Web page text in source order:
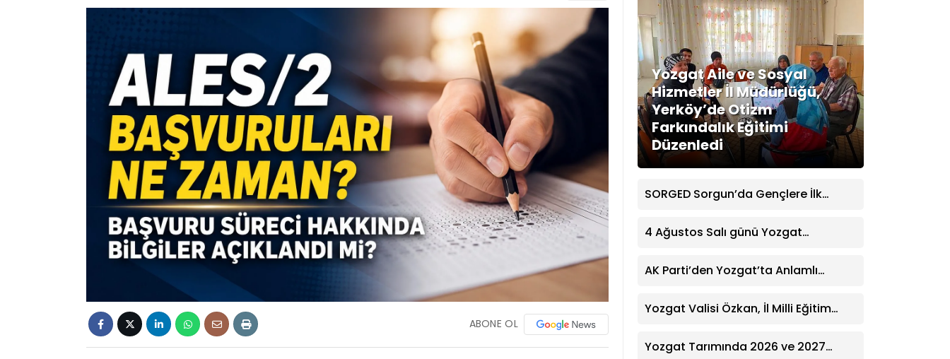
ABONE OL
Yozgat Aile ve Sosyal
Hizmetler İl Müdürlüğü,
Yerköy’de Otizm
Farkındalık Eğitimi
Düzenledi
SORGED Sorgun’da Gençlere İlk
4 Ağustos Salı günü Yozgat
Eczane
AK Parti’den Yozgat’ta Anlamlı
Dernek Üyeleriyle Buluştu
Yozgat Valisi Özkan, İl Milli Eğitim
Yozgat Tarımında 2026 ve 2027